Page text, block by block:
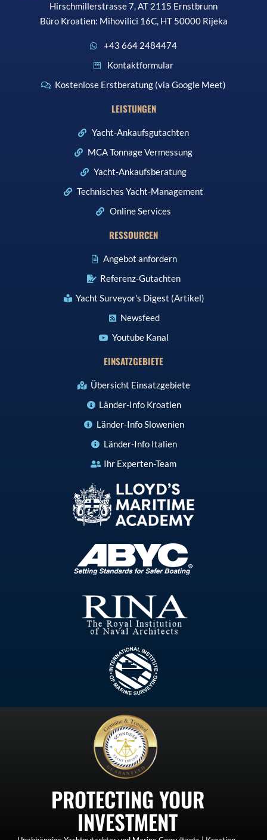
Hirschmillerstrasse 7, AT 2115 Ernstbrunn
Büro Kroatien: Mihovilici 16C, HT 50000 Rijeka
+43 664 2484474
Kontaktformular
Kostenlose Erstberatung (via Google Meet)
LEISTUNGEN
Yacht-Ankaufsgutachten
MCA Tonnage Vermessung
Yacht-Ankaufsberatung
Technisches Yacht-Management
Online Services
RESSOURCEN
Angebot anfordern
Referenz-Gutachten
Yacht Surveyor's Digest (Artikel)
Newsfeed
Youtube Kanal
EINSATZGEBIETE
Übersicht Einsatzgebiete
Länder-Info Kroatien
Länder-Info Slowenien
Länder-Info Italien
Ihr Experten-Team
PROTECTING YOUR
INVESTMENT